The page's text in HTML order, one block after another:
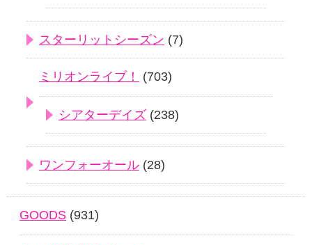
スターリットシーズン (7)
ミリオンライブ！ (703)
シアターデイズ (238)
ワンフォーオール (28)
GOODS (931)